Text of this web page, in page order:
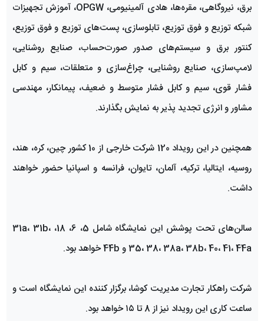
برق، نیروگاهی، مقره‌ها، هادی آلمینیومی، OPGW، آموزش تجهیزات
شبکه توزیع و فوق توزیع، تابلوسازی، پست‌های توزیع و فوق توزیع،
کنتور برق و سیستم‌های صدور صورت‌حساب، صنایع روشنایی،
لامپ‌سازی، صنایع روشنایی، چراغ‌سازی و متعلقات، سیم و کابل
فشار قوی، سیم و کابل فشار متوسط و ضعیف، پیمانکار، مهندسی
مشاور و انرژی تجدید پذیر به نمایش بگذارند.
همچنین در این رویداد 120 شرکت خارجی از 10 کشور چین، کره، هند،
روسیه، ایتالیا، ترکیه، آلمان، تایوان، فرانسه و اسپانیا حضور خواهند
داشت.
سالن‌های تحت پوشش این نمایشگاه شامل 5، 6، 18، 31a، 31b،
35، 38، 38a، 38b، 40، 41، 44a و 44b خواهد بود.
شرکت راهکار تجارت مدیریت کوشا، برگزار کننده این نمایشگاه است و
ساعت کاری این رویداد نیز از 8 تا ۱۵ خواهد بود.